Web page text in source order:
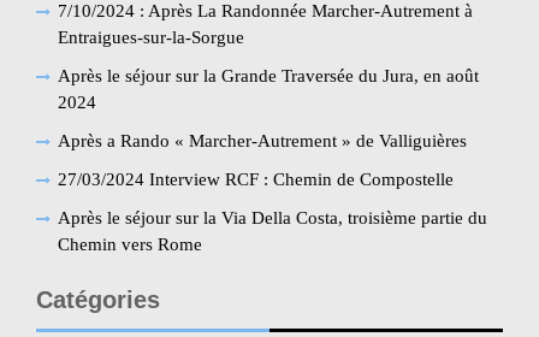
7/10/2024 : Après La Randonnée Marcher-Autrement à
Entraigues-sur-la-Sorgue
Après le séjour sur la Grande Traversée du Jura, en août
2024
Après a Rando « Marcher-Autrement » de Valliguières
27/03/2024 Interview RCF : Chemin de Compostelle
Après le séjour sur la Via Della Costa, troisième partie du
Chemin vers Rome
Catégories